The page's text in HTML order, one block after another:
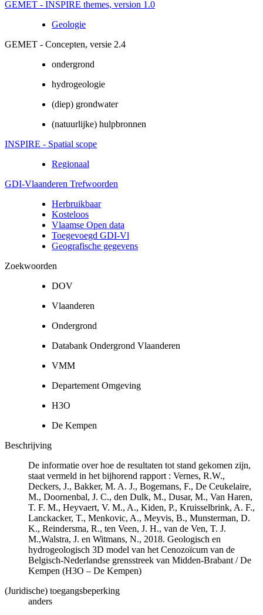
GEMET - INSPIRE themes, version 1.0
Geologie
GEMET - Concepten, versie 2.4
ondergrond
hydrogeologie
(diep) grondwater
(natuurlijke) hulpbronnen
INSPIRE - Spatial scope
Regionaal
GDI-Vlaanderen Trefwoorden
Herbruikbaar
Kosteloos
Vlaamse Open data
Toegevoegd GDI-Vl
Geografische gegevens
Zoekwoorden
DOV
Vlaanderen
Ondergrond
Databank Ondergrond Vlaanderen
VMM
Departement Omgeving
H3O
De Kempen
Beschrijving
De informatie over hoe de resultaten tot stand gekomen zijn,
staat vermeld in het bijhorend rapport : Vernes, R.W.,
Deckers, J., Bakker, M. A. J., Bogemans, F., De Ceukelaire,
M., Doornenbal, J. C., den Dulk, M., Dusar, M., Van Haren,
T. F. M., Heyvaert, V. M., A., Kiden, P., Kruisselbrink, A. F.,
Lanckacker, T., Menkovic, A., Meyvis, B., Munsterman, D.
K., Reindersma, R., ten Veen, J. H., van de Ven, T. J.
M.,Walstra, J. en Witmans, N., 2018. Geologisch en
hydrogeologisch 3D model van het Cenozoïcum van de
Belgisch-Nederlandse grensstreek van Midden-Brabant / De
Kempen (H3O – De Kempen)
(Juridische) toegangsbeperking
anders